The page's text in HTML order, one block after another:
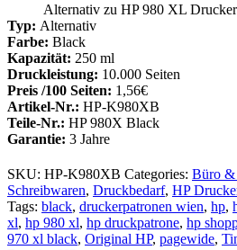
Alternativ zu HP 980 XL
Typ: Alternativ
Farbe: Black
Kapazität: 250 ml
Druckleistung: 10.000 Seiten
Preis /100 Seiten: 1,56€
Artikel-Nr.: HP-K980XB
Teile-Nr.: HP 980X Black
Garantie: 3 Jahre
SKU: HP-K980XB Categories: Büro &
Schreibwaren, Druckbedarf, HP
Tags: black, druckerpatronen wien, hp,
xl, hp 980 xl, hp druckpatrone, hp
970 xl black, Original HP, pagewide,